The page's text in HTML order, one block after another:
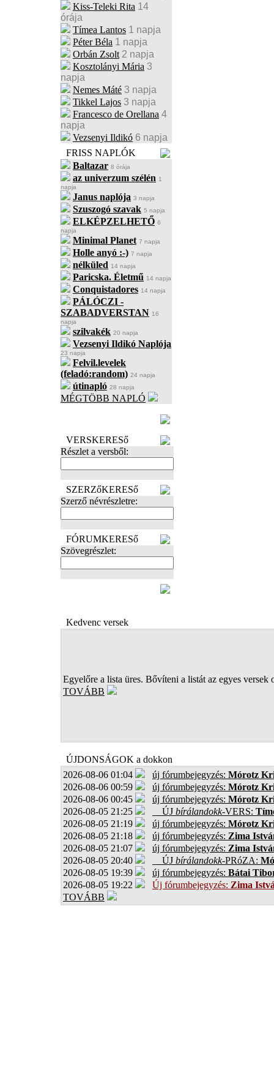
Kiss-Teleki Rita 14
órája
Tímea Lantos 1 napja
Péter Béla 1 napja
Orbán Zsolt 2 napja
Kosztolányi Mária 3
napja
Nemes Máté 3 napja
Tikkel Lajos 3 napja
Francesco de Orellana 4
napja
Vezsenyi Ildikó 6 napja
FRISS NAPLÓK
Baltazar 8 órája
az univerzum szélén 1
napja
Janus naplója 3 napja
Szuszogó szavak 5 napja
ELKÉPZELHETŐ 6
napja
Minimal Planet 7 napja
Holle anyó :-) 7 napja
nélküled 14 napja
Paricska. Életmű 14 napja
Conquistadores 14 napja
PÁLÓCZI -
SZABADVERSTAN 16
napja
szilvakék 20 napja
Vezsenyi Ildikó Naplója
23 napja
Felvil.levelek
(feladó:random) 24 napja
útinapló 28 napja
MÉGTÖBB NAPLÓ
VERSKERESő
Részlet a versből:
SZERZőKERESő
Szerző névrészletre:
FÓRUMKERESő
Szövegrészlet:
Kedvenc versek
Egyelőre a lista üres. Bővíteni a listát az egyes versek
TOVÁBB
ÚJDONSÁGOK a dokkon
2026-08-06 01:04
új fórumbejegyzés: Mórotz
2026-08-06 00:59
új fórumbejegyzés: Mórotz
2026-08-06 00:45
új fórumbejegyzés: Mórotz
2026-08-05 21:25
ÚJ bírálandokk-VERS:
2026-08-05 21:19
új fórumbejegyzés: Mórotz
2026-08-05 21:18
új fórumbejegyzés: Zima
2026-08-05 21:07
új fórumbejegyzés: Zima
2026-08-05 20:40
ÚJ bírálandokk-PRóZA:
2026-08-05 19:39
új fórumbejegyzés: Bátai
2026-08-05 19:22
Új fórumbejegyzés: Zima
TOVÁBB